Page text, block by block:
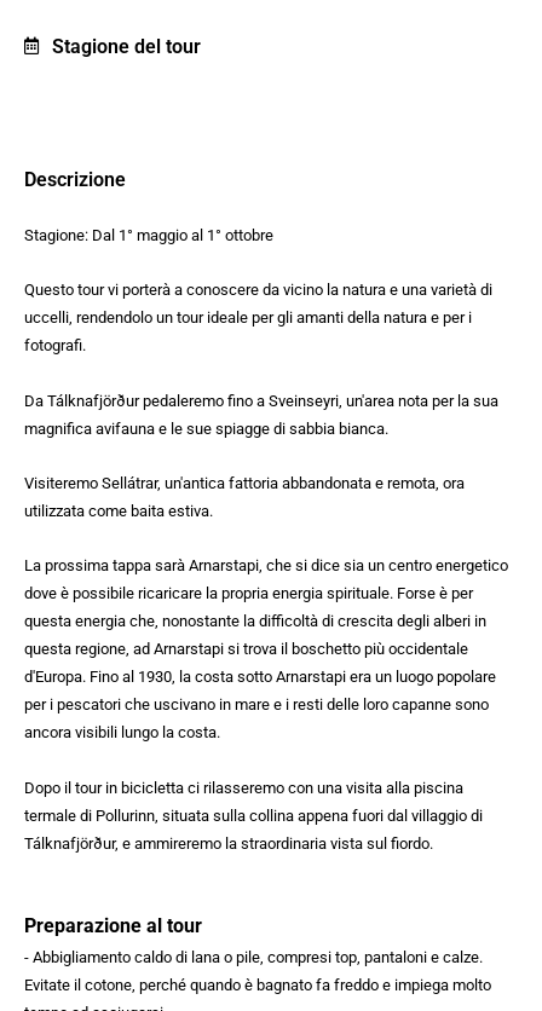
Stagione del tour
Descrizione
Stagione: Dal 1° maggio al 1° ottobre
Questo tour vi porterà a conoscere da vicino la natura e una varietà di
uccelli, rendendolo un tour ideale per gli amanti della natura e per i
fotografi.
Da Tálknafjörður pedaleremo fino a Sveinseyri, un'area nota per la sua
magnifica avifauna e le sue spiagge di sabbia bianca.
Visiteremo Sellátrar, un'antica fattoria abbandonata e remota, ora
utilizzata come baita estiva.
La prossima tappa sarà Arnarstapi, che si dice sia un centro energetico
dove è possibile ricaricare la propria energia spirituale. Forse è per
questa energia che, nonostante la difficoltà di crescita degli alberi in
questa regione, ad Arnarstapi si trova il boschetto più occidentale
d'Europa. Fino al 1930, la costa sotto Arnarstapi era un luogo popolare
per i pescatori che uscivano in mare e i resti delle loro capanne sono
ancora visibili lungo la costa.
Dopo il tour in bicicletta ci rilasseremo con una visita alla piscina
termale di Pollurinn, situata sulla collina appena fuori dal villaggio di
Tálknafjörður, e ammireremo la straordinaria vista sul fiordo.
Preparazione al tour
- Abbigliamento caldo di lana o pile, compresi top, pantaloni e calze.
Evitate il cotone, perché quando è bagnato fa freddo e impiega molto